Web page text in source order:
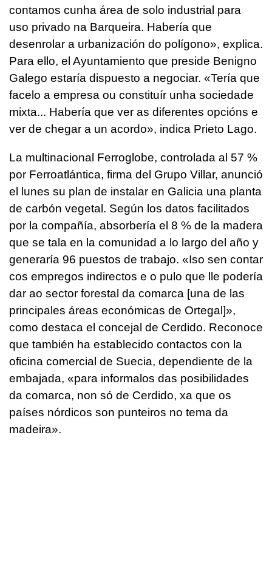
contamos cunha área de solo industrial para
uso privado na Barqueira. Habería que
desenrolar a urbanización do polígono», explica.
Para ello, el Ayuntamiento que preside Benigno
Galego estaría dispuesto a negociar. «Tería que
facelo a empresa ou constituír unha sociedade
mixta... Habería que ver as diferentes opcións e
ver de chegar a un acordo», indica Prieto Lago.
La multinacional Ferroglobe, controlada al 57 %
por Ferroatlántica, firma del Grupo Villar, anunció
el lunes su plan de instalar en Galicia una planta
de carbón vegetal. Según los datos facilitados
por la compañía, absorbería el 8 % de la madera
que se tala en la comunidad a lo largo del año y
generaría 96 puestos de trabajo. «Iso sen contar
cos empregos indirectos e o pulo que lle podería
dar ao sector forestal da comarca [una de las
principales áreas económicas de Ortegal]»,
como destaca el concejal de Cerdido. Reconoce
que también ha establecido contactos con la
oficina comercial de Suecia, dependiente de la
embajada, «para informalos das posibilidades
da comarca, non só de Cerdido, xa que os
países nórdicos son punteiros no tema da
madeira».